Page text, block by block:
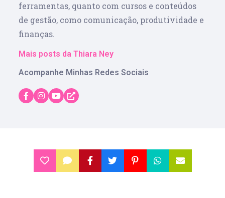
ferramentas, quanto com cursos e conteúdos
de gestão, como comunicação, produtividade e
finanças.
Mais posts da Thiara Ney
Acompanhe Minhas Redes Sociais